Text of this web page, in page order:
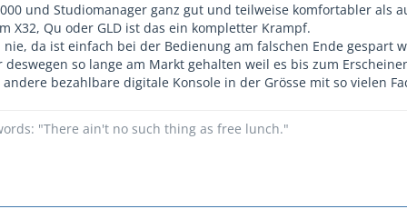
und Studiomanager ganz gut und teilweise komfortabler als
X32, Qu oder GLD ist das ein kompletter Krampf.
nie, da ist einfach bei der Bedienung am falschen Ende gespart
so lange am Markt gehalten weil es bis zum
bezahlbare digitale Konsole in der Grösse mit so vielen
"There ain't no such thing as free lunch."